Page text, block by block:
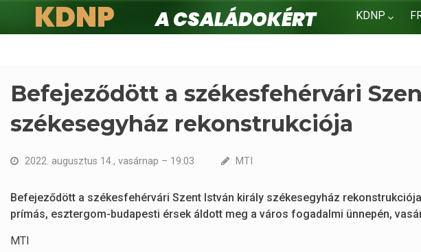
KDNP
KDNP
A családokért.
Befejeződött a székesfehérvári
székesegyház rekonstrukciója
2022. augusztus 14., vasárnap – 19:03 MTI
Befejeződött a székesfehérvári Szent István király székesegyház
prímás, esztergom-budapesti érsek áldott meg a város fogadalmi ünnepén,
MTI